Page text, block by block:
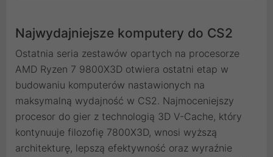
Najwydajniejsze komputery do CS2
Ostatnia seria zestawów opartych na procesorze
AMD Ryzen 7 9800X3D otwiera ostatni etap w
budowaniu komputerów nastawionych na
maksymalną wydajność w CS2. Najmoceniejszy
procesor do gier z technologią 3D V-Cache, który
kontynuuje filozofię 7800X3D, wnosi wyższą
architekturę, lepszą efektywność oraz wyraźnie